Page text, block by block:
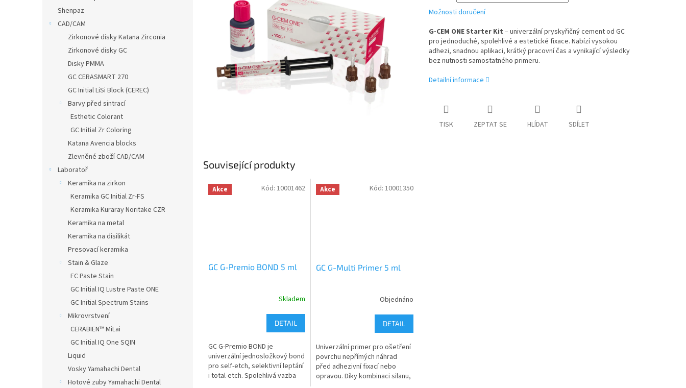
Shenpaz
CAD/CAM
Zirkonové disky Katana Zirconia
Zirkonové disky GC
Disky PMMA
GC CERASMART 270
GC Initial LiSi Block (CEREC)
Barvy před sintrací
Esthetic Colorant
GC Initial Zr Coloring
Katana Avencia blocks
Zlevněné zboží CAD/CAM
Laboratoř
Keramika na zirkon
Keramika GC Initial Zr-FS
Keramika Kuraray Noritake CZR
Keramika na metal
Keramika na disilikát
Presovací keramika
Stain & Glaze
FC Paste Stain
GC Initial IQ Lustre Paste ONE
GC Initial Spectrum Stains
Mikrovrstvení
CERABIEN™ MiLai
GC Initial IQ One SQIN
Liquid
Vosky Yamahachi Dental
Hotové zuby Yamahachi Dental
5
hvězdiček.
Možnosti doručení
G-CEM ONE Starter Kit – univerzální pryskyřičný cement od GC
pro jednoduché, spolehlivé a estetické fixace. Nabízí vysokou
adhezi, snadnou aplikaci, krátký pracovní čas a vynikající výsledky
bez nutnosti samostatného primeru.
Detailní informace
TISK ZEPTAT SE HLÍDAT SDÍLET
Související produkty
Akce
GC G-Premio BOND 5 ml
Skladem
DETAIL
GC G-Premio BOND je
univerzální jednosložkový bond
pro self-etch, selektivní leptání
i total-etch. Spolehlivá vazba
Kód: 10001462 Akce
GC G-Multi Primer 5 ml
Objednáno
DETAIL
Univerzální primer pro ošetření
povrchu nepřímých náhrad
před adhezivní fixací nebo
opravou. Díky kombinaci silanu,
Kód: 10001350